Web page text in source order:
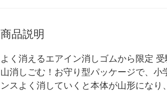
商品説明
よく消えるエアイン消しゴムから限定
山消しごむ！お守り型パッケージで、
ンスよく消していくと本体が山形にな